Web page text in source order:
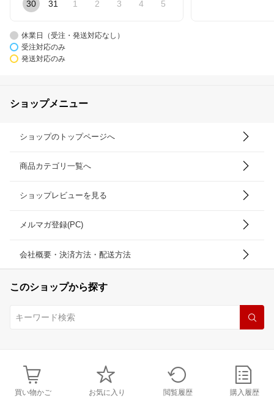
30 31 1 2 3 4 5
休業日（受注・発送対応なし）
受注対応のみ
発送対応のみ
ショップメニュー
ショップのトップページへ
商品カテゴリ一覧へ
ショップレビューを見る
メルマガ登録(PC)
会社概要・決済方法・配送方法
このショップから探す
買い物かご お気に入り 閲覧履歴 購入履歴